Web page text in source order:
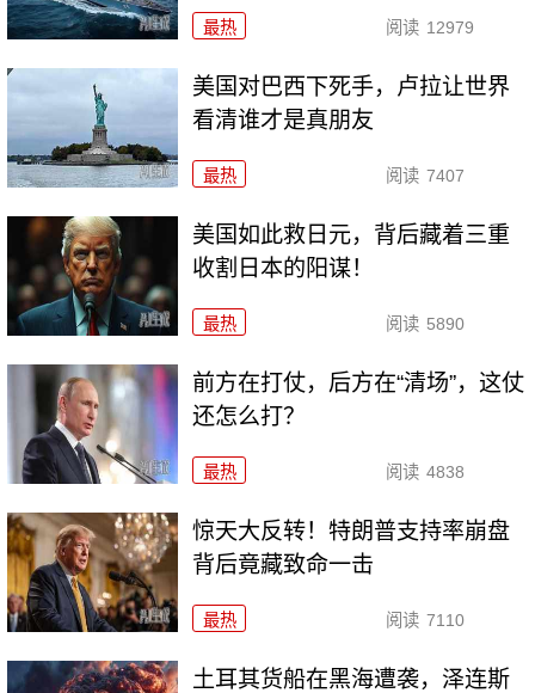
最热 阅读 12979
美国对巴西下死手，卢拉让世界
看清谁才是真朋友
最热 阅读 7407
美国如此救日元，背后藏着三重
收割日本的阳谋！
最热 阅读 5890
前方在打仗，后方在“清场”，这仗
还怎么打？
最热 阅读 4838
惊天大反转！特朗普支持率崩盘
背后竟藏致命一击
最热 阅读 7110
土耳其货船在黑海遭袭，泽连斯